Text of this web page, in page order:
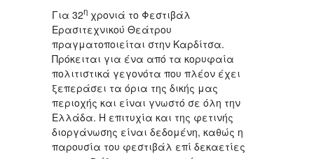
Για 32η χρονιά το Φεστιβάλ
Ερασιτεχνικού Θεάτρου
πραγματοποιείται στην Καρδίτσα.
Πρόκειται για ένα από τα κορυφαία
πολιτιστικά γεγονότα που πλέον έχει
ξεπεράσει τα όρια της δικής μας
περιοχής και είναι γνωστό σε όλη την
Ελλάδα. Η επιτυχία και της φετινής
διοργάνωσης είναι δεδομένη, καθώς η
παρουσία του φεστιβάλ επί δεκαετίες